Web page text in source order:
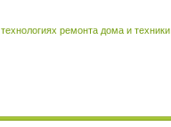
ремонта дома и техники